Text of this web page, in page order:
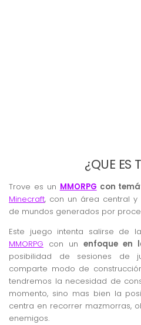
¿QUE ES
Trove es un MMORPG con
Minecraft, con un área central
de mundos generados por
Este juego intenta salirse de
MMORPG con un enfoque en
posibilidad de sesiones de
comparte modo de
tendremos la necesidad de
momento, sino mas bien la
centra en recorrer mazmorras,
enemigos.